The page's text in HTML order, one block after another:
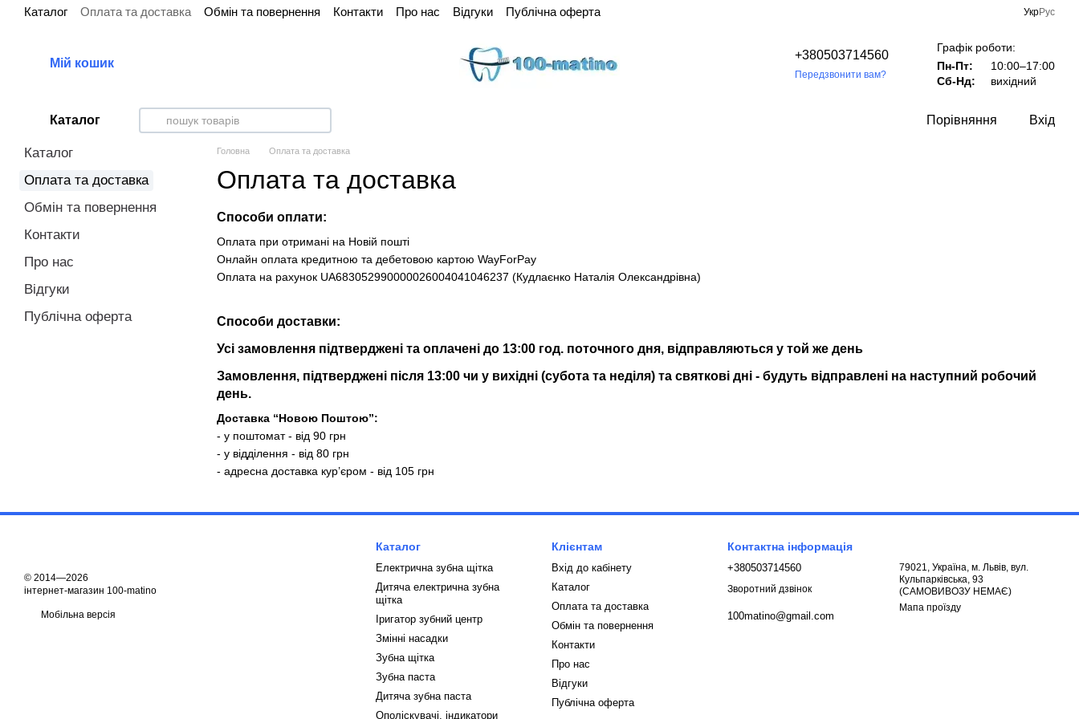
Перейти до основного контенту
Каталог Оплата та доставка Обмін та повернення Контакти Про нас Відгуки Публічна оферта УкрРус
Мій кошик
+380503714560
Передзвонити вам?
Графік роботи:
Пн-Пт:
10:00–17:00
Сб-Нд:
вихідний
Каталог Порівняння Вхід
Головна Оплата та доставка
Оплата та доставка
Способи оплати:
Оплата при отримані на Новій пошті
Онлайн оплата кредитною та дебетовою картою WayForPay
Оплата на рахунок UA683052990000026004041046237 (Кудлаєнко Наталія Олександрівна)
Способи доставки:
Усі замовлення підтверджені та оплачені до 13:00 год. поточного дня, відправляються у той же день
Замовлення, підтверджені після 13:00 чи у вихідні (субота та неділя) та святкові дні - будуть відправлені на наступний робочий
день.
Доставка “Новою Поштою”:
- у поштомат - від 90 грн
- у відділення - від 80 грн
- адресна доставка кур’єром - від 105 грн
Каталог
Оплата та доставка
Обмін та повернення
Контакти
Про нас
Відгуки
Публічна оферта
© 2014—2026
інтернет-магазин 100-matino
Мобільна версія
Каталог
Електрична зубна щітка
Дитяча електрична зубна
щітка
Іригатор зубний центр
Змінні насадки
Зубна щітка
Зубна паста
Дитяча зубна паста
Ополіскувачі, індикатори
Клієнтам
Вхід до кабінету
Каталог
Оплата та доставка
Обмін та повернення
Контакти
Про нас
Відгуки
Публічна оферта
Контактна інформація
+380503714560
Зворотний дзвінок
100matino@gmail.com
79021, Україна, м. Львів, вул.
Кульпарківська, 93
(САМОВИВОЗУ НЕМАЄ)
Мапа проїзду